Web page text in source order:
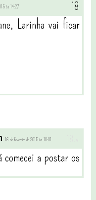
às 14:27
Larinha vai ficar
16 de fevereiro de 2015 às 10:01
comecei a postar os